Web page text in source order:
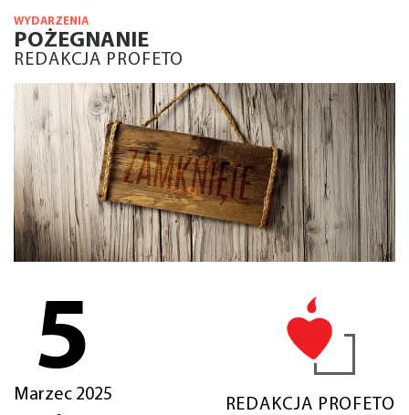
WYDARZENIA
POŻEGNANIE
REDAKCJA PROFETO
5
Marzec 2025
REDAKCJA PROFETO